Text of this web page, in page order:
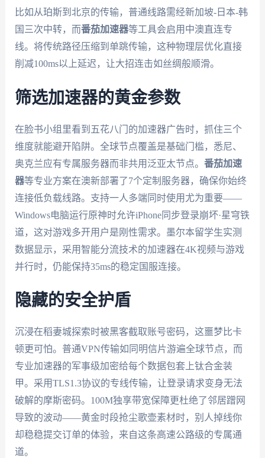
比如从珀斯到北京的传输，普通线路需经新加坡-日本-韩
国三次中转，而番茄加速器等工具会启用中澳直连专
线。将传统路径压缩到单跳传输，这种物理层优化直接
削减100ms以上延迟，让大招连击如丝绸般顺滑。
筛选加速器的黄金参数
在脸书小组里看到五花八门的加速器广告时，抓住三个
维度就能避开陷阱。全球节点覆盖是基础门槛，悉尼、
奥克兰应有专属服务器而非共用泛亚太节点。 番茄加速
器等专业方案在澳新部署了7个定制服务器，确保你始终
连接低负载线路。支持一人多端同时使用尤为重要——
Windows电脑运行原神时允许iPhone同步登录崩坏·星穹铁
道，这对游戏多开用户是刚性需求。墨尔本留学生实测
数据显示，采用智能分流技术的加速器在4K视频与游戏
并行时，仍能保持35ms的稳定国服连接。
隐藏的安全护盾
沉浸在稻妻城探索时被黑客截取账号密码，这噩梦比卡
顿更可怕。普通VPN传输如同明信片游遍全球节点，而
专业加速器的军事级加密给每个数据包套上钛合金装
甲。采用TLS1.3协议的专线传输，让登录请求变身无法
破解的摩斯密码。100M独享带宽保障更杜绝了邻居蹭网
导致的波动——黄金时段抢尘歌壶素材时，别人掉线你
却稳稳提交订单的体验，来自这条高速公路级的专属通
道。